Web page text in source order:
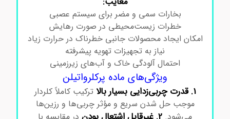
بخارات سمی و مضر برای سیستم عصبی
خطرات زیست‌محیطی در صورت رهایش
امکان ایجاد محصولات جانبی خطرناک در حرارت زیاد
نیاز به تجهیزات تهویه پیشرفته
احتمال آلودگی خاک و آب‌های زیرزمینی
ویژگی‌های ماده پرکلرواتیلن
ترکیب کاملاً کلردار
موجب حل شدن سریع و مؤثر چربی‌ها و رزین‌ها